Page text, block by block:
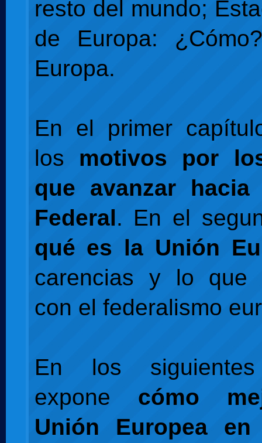
resto del mundo;
de Europa:
Europa.
En el primer
los motivos por
que avanzar
Federal. En el
qué es la Unión
carencias y lo que
con el federalismo
En los
expone cómo
Unión Europea en